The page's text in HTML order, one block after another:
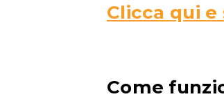
Clicca qui
Come